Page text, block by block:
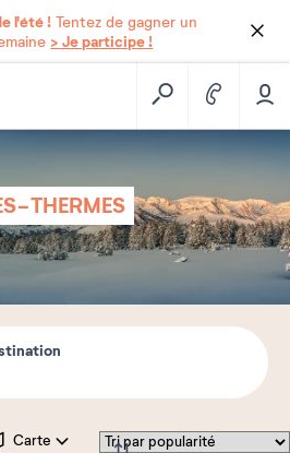
l'été ! Tentez de gagner un
> Je participe !
THERMES
Carte